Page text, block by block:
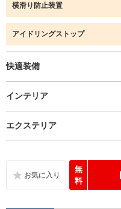
横滑り防止装置
アイドリングストップ
快適装備
インテリア
エクステリア
無
料